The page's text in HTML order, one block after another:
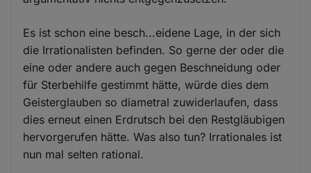
Es ist schon eine besch...eidene Lage, in der sich
die Irrationalisten befinden. So gerne der oder die
eine oder andere auch gegen Beschneidung oder
für Sterbehilfe gestimmt hätte, würde dies dem
Geisterglauben so diametral zuwiderlaufen, dass
dies erneut einen Erdrutsch bei den Restgläubigen
hervorgerufen hätte. Was also tun? Irrationales ist
nun mal selten rational.